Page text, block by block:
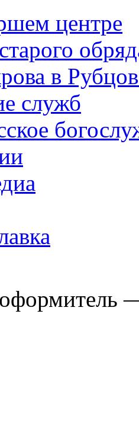
центре
в
служб